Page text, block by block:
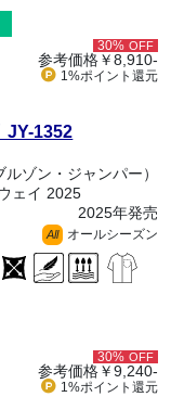
30% OFF
参考価格￥8,910-
1%ポイント 還元
JY-1352
ゾン・ジャンパー）
ェイ 2025
2025年発売
All オールシーズン
30% OFF
参考価格￥9,240-
1%ポイント 還元